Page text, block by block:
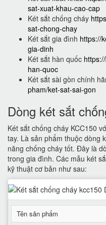
sat-xuat-khau-cao-cap
Két sắt chống cháy
sat-chong-chay
Két sắt gia đình https://
gia-dinh
Két sắt hàn quốc
han-quoc
Két sắt sài gòn chính
pham/ket-sat-sai-gon
Dòng két sắt
Két sắt chống cháy KCC150
tay. Là sản phẩm thuộc dòng
năng chống cháy tốt. Đây là
trong gia đình. Các mẫu két
kỹ thuật cơ bản như sau:
Tên sản phẩm